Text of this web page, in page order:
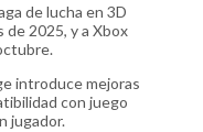
de lucha en 3D
de 2025, y a Xbox
introduce mejoras
con juego
jugador.